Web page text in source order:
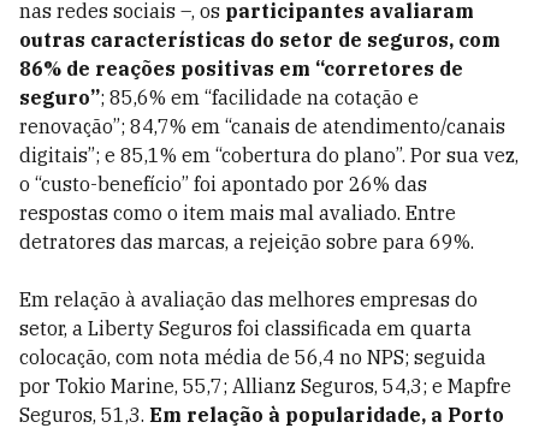
nas redes sociais –, os participantes avaliaram
outras características do setor de seguros, com
86% de reações positivas em “corretores de
seguro”; 85,6% em “facilidade na cotação e
renovação”; 84,7% em “canais de atendimento/canais
digitais”; e 85,1% em “cobertura do plano”. Por sua vez,
o “custo-benefício” foi apontado por 26% das
respostas como o item mais mal avaliado. Entre
detratores das marcas, a rejeição sobre para 69%.
Em relação à avaliação das melhores empresas do
setor, a Liberty Seguros foi classificada em quarta
colocação, com nota média de 56,4 no NPS; seguida
por Tokio Marine, 55,7; Allianz Seguros, 54,3; e Mapfre
Seguros, 51,3. Em relação à popularidade, a Porto